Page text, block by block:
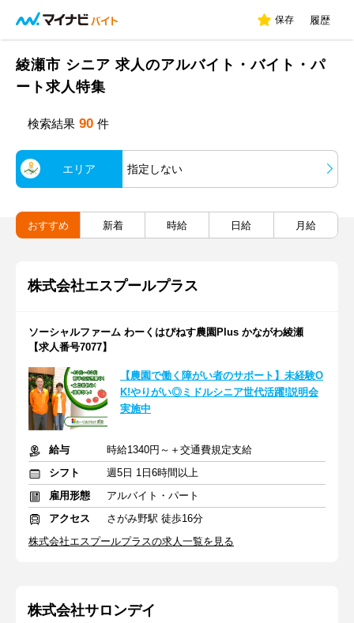
保存 履歴
綾瀬市 シニア 求人のアルバイト・バイト・パ
ート求人特集
検索結果 90 件
エリア 指定しない
おすすめ 新着 時給 日給 月給
株式会社エスプールプラス
ソーシャルファーム わーくはぴねす農園Plus かながわ綾瀬
【求人番号7077】
【農園で働く障がい者のサポート】未経験O
K!やりがい◎ミドルシニア世代活躍!説明会
実施中
給与
時給1340円～＋交通費規定支給
シフト
週5日 1日6時間以上
雇用形態
アルバイト・パート
アクセス
さがみ野駅 徒歩16分
株式会社エスプールプラスの求人一覧を見る
株式会社サロンデイ